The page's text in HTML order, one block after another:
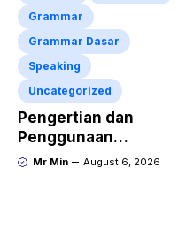
Grammar
Grammar Dasar
Speaking
Uncategorized
Pengertian dan
Penggunaan
“Expressing Certainty
Mr Min August 6, 2026